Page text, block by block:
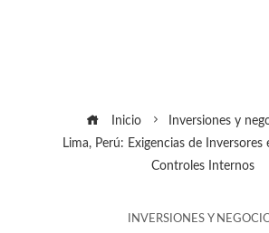
Inicio
Inversiones y
Lima, Perú: Exigencias de Inversores
Controles Internos
INVERSIONES Y